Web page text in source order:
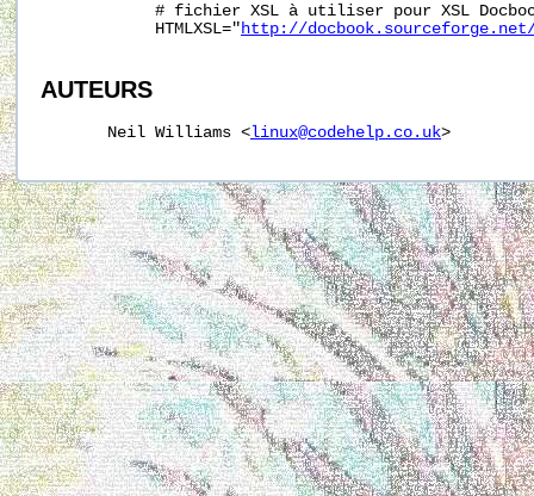
# fichier XSL à utiliser pour XSL
            HTMLXSL="
http://
AUTEURS
       Neil Williams <
linux@codehelp.co.uk